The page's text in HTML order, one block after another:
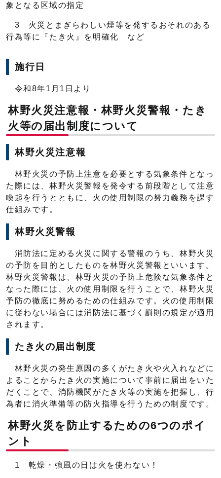
象となる区域の指定
3 火災とまぎらわしい煙等を発するおそれのある
行為等に『たき火』を明確化 など
施行日
令和8年1月1日より
林野火災注意報・林野火災警報・たき
火等の届出制度について
林野火災注意報
林野火災の予防上注意を必要とする気象条件となっ
た際には、林野火災警報を発令する前段階として注意
喚起を行うとともに、火の使用制限の努力義務を課す
仕組みです。
林野火災警報
消防法に定める火災に関する警報のうち、林野火災
の予防を目的としたものを林野火災警報といいます。
林野火災警報は、林野火災の予防上危険な気象条件と
なった際には、火の使用制限を行うことで、林野火災
予防の徹底に努めるための仕組みです。火の使用制限
に従わない場合には消防法に基づく罰則の規定が適用
されます。
たき火の届出制度
林野火災の発生原因の多くがたき火や火入れなどに
よることからたき火の実施について事前に届出をいた
だくことで、消防機関がたき火等の実施を把握し、行
為者に消火準備等の防火指導を行うための制度です。
林野火災を防止するための6つのポイ
ント
1 乾燥・強風の日は火を使わない！